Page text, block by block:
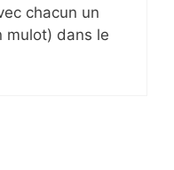
chacun un
mulot) dans le